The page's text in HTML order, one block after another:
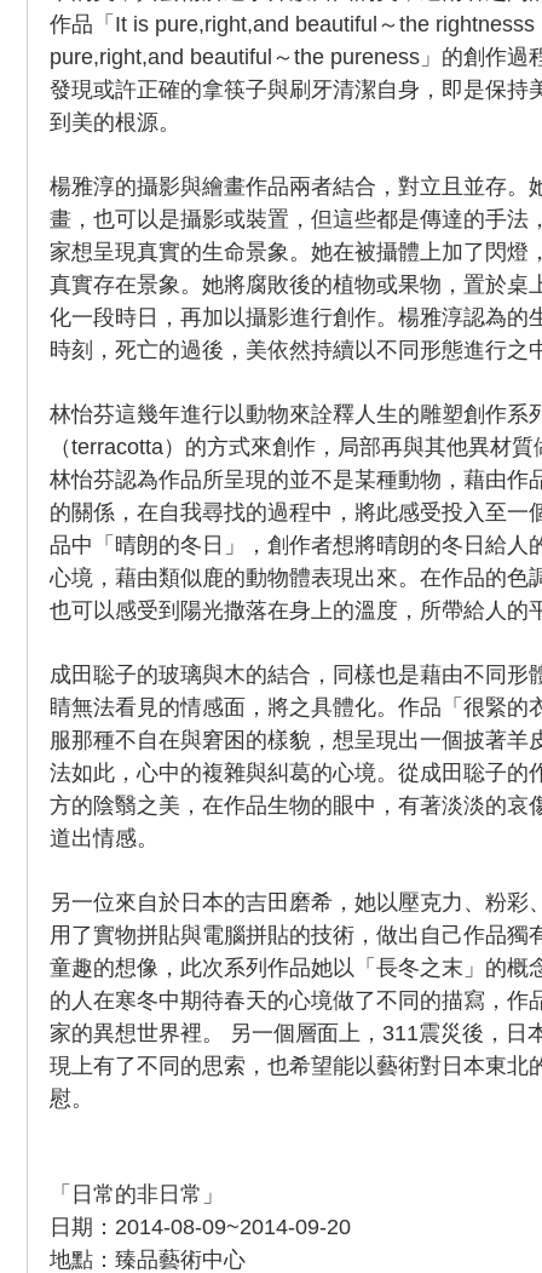
作品「It is pure,right,and beautiful～the rightnesss
pure,right,and beautiful～the pureness」的創作過
發現或許正確的拿筷子與刷牙清潔自身，即是保持
到美的根源。
楊雅淳的攝影與繪畫作品兩者結合，對立且並存。
畫，也可以是攝影或裝置，但這些都是傳達的手法
家想呈現真實的生命景象。她在被攝體上加了閃燈
真實存在景象。她將腐敗後的植物或果物，置於桌
化一段時日，再加以攝影進行創作。楊雅淳認為的
時刻，死亡的過後，美依然持續以不同形態進行之
林怡芬這幾年進行以動物來詮釋人生的雕塑創作系
（terracotta）的方式來創作，局部再與其他異材
林怡芬認為作品所呈現的並不是某種動物，藉由作
的關係，在自我尋找的過程中，將此感受投入至一
品中「晴朗的冬日」，創作者想將晴朗的冬日給人
心境，藉由類似鹿的動物體表現出來。在作品的色
也可以感受到陽光撒落在身上的溫度，所帶給人的
成田聡子的玻璃與木的結合，同樣也是藉由不同形
睛無法看見的情感面，將之具體化。作品「很緊的
服那種不自在與窘困的樣貌，想呈現出一個披著羊
法如此，心中的複雜與糾葛的心境。從成田聡子的
方的陰翳之美，在作品生物的眼中，有著淡淡的哀
道出情感。
另一位來自於日本的吉田磨希，她以壓克力、粉彩
用了實物拼貼與電腦拼貼的技術，做出自己作品獨
童趣的想像，此次系列作品她以「長冬之末」的概
的人在寒冬中期待春天的心境做了不同的描寫，作
家的異想世界裡。 另一個層面上，311震災後，日
現上有了不同的思索，也希望能以藝術對日本東北
慰。
「日常的非日常」
日期：2014-08-09~2014-09-20
地點：臻品藝術中心